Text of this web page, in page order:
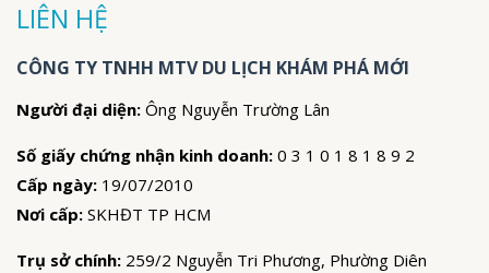
LIÊN HỆ
CÔNG TY TNHH MTV DU LỊCH KHÁM PHÁ MỚI
Người đại diện: Ông Nguyễn Trường Lân
Số giấy chứng nhận kinh doanh: 0 3 1 0 1 8 1 8 9 2
Cấp ngày: 19/07/2010
Nơi cấp: SKHĐT TP HCM
Trụ sở chính: 259/2 Nguyễn Tri Phương, Phường Diên